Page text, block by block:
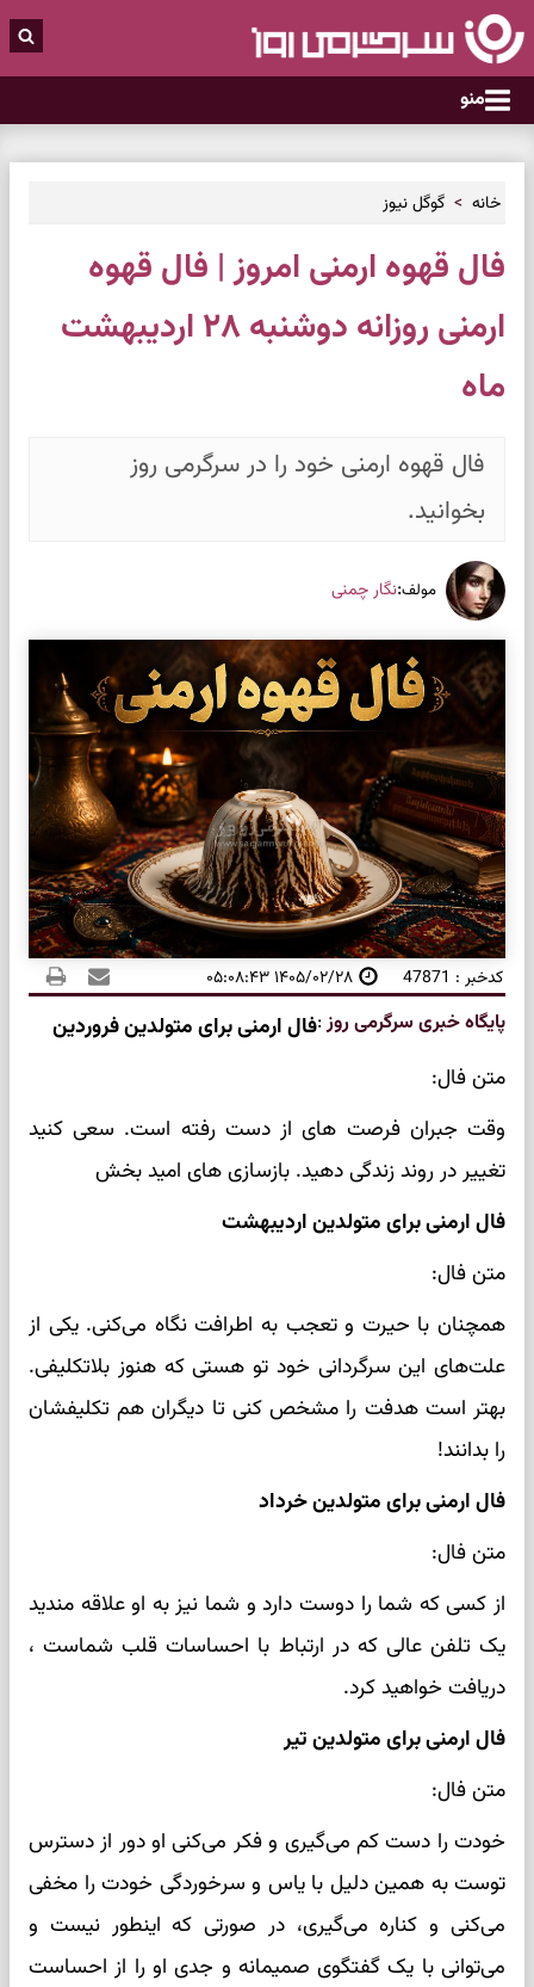
منو
خانه گوگل نیوز
فال قهوه ارمنی امروز | فال قهوه
ارمنی روزانه دوشنبه ۲۸ اردیبهشت
ماه
فال قهوه ارمنی خود را در سرگرمی روز
بخوانید.
مولف:نگار چمنی
کدخبر : 47871 ۱۴۰۵/۰۲/۲۸ ۰۵:۰۸:۴۳
پایگاه خبری سرگرمی روز:فال ارمنی برای متولدین فروردین
متن فال:
وقت جبران فرصت های از دست رفته است. سعی کنید
تغییر در روند زندگی دهید. بازسازی های امید بخش
فال ارمنی برای متولدین اردیبهشت
متن فال:
همچنان با حیرت و تعجب به اطرافت نگاه می‌کنی. یکی از
علت‌های این سرگردانی خود تو هستی که هنوز بلاتکلیفی.
بهتر است هدفت را مشخص کنی تا دیگران هم تکلیفشان
را بدانند!
فال ارمنی برای متولدین خرداد
متن فال:
از کسی که شما را دوست دارد و شما نیز به او علاقه مندید
یک تلفن عالی که در ارتباط با احساسات قلب شماست ،
دریافت خواهید کرد.
فال ارمنی برای متولدین تیر
متن فال:
خودت را دست کم می‌گیری و فکر می‌کنی او دور از دسترس
توست به همین دلیل با یاس و سرخوردگی خودت را مخفی
می‌کنی و کناره می‌گیری، در صورتی که اینطور نیست و
می‌توانی با یک گفتگوی صمیمانه و جدی او را از احساست